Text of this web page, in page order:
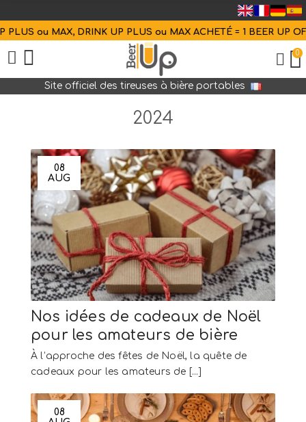
ou MAX, DRINK UP PLUS ou MAX ACHETÉ = 1 BEER UP
0
Site officiel des tireuses à bière portables
2024
08
AUG
Nos idées de cadeaux de Noël
pour les amateurs de bière
À l’approche des fêtes de Noël, la quête de
cadeaux pour les amateurs de [...]
08